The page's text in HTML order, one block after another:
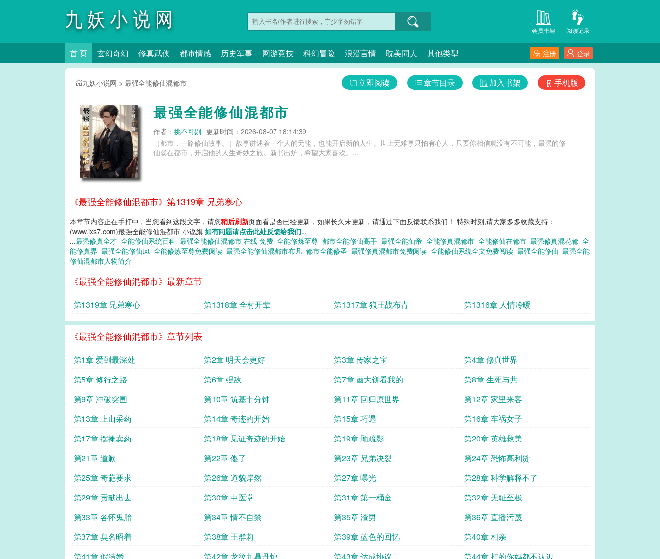
九妖小说网 阅读记录
会员书架
首 页 玄幻奇幻 修真武侠 都市情感 历史军事 网游竞技 科幻冒险 浪漫言情 耽美同人 其他类型 登录
注册
九妖小说网 > 最强全能修仙混都市 手机版
加入书架
章节目录
立即阅读
最强全能修仙混都市
作者： 挑不可剔 更新时间：2026-08-07 18:14:39
［都市，一路修仙故事。］故事讲述着一个人的无能，也能开启新的人生。世上无难事只怕有心人，只要你相信就没有不可能，最强的修
仙就在都市，开启他的人生奇妙之旅。新书出炉，希望大家喜欢。...
《最强全能修仙混都市》第1319章 兄弟寒心
本章节内容正在手打中，当您看到这段文字，请您稍后刷新页面看是否已经更新，如果长久未更新，请通过下面反馈联系我们！ 特殊时刻,请大家多多收藏支持：
(www.ixs7.com)最强全能修仙混都市 小说旗 如有问题请点击此处反馈给我们...
...最强修真全才 全能修仙系统百科 最强全能修仙混都市 在线 免费 全能修炼至尊 都市全能修仙高手 最强全能仙帝 全能修真混都市 全能修仙在都市 最强修真混花都 全
能修真界 最强全能修仙txt 全能修炼至尊免费阅读 最强全能修仙混都市布凡 都市全能修圣 最强修真混都市免费阅读 全能修仙系统全文免费阅读 最强全能修仙 最强全能
修仙混都市人物简介
《最强全能修仙混都市》最新章节
第1319章 兄弟寒心 第1318章 全村开荤 第1317章 狼王战布青 第1316章 人情冷暖
《最强全能修仙混都市》章节列表
第1章 爱到最深处 第2章 明天会更好 第3章 传家之宝
第4章 修真世界
第5章 修行之路
第6章 强敌 第7章 画大饼看我的
第8章 生死与共
第9章 冲破突围
第10章 筑基十分钟 第11章 回归原世界
第12章 家里来客
第13章 上山采药
第14章 奇迹的开始 第15章 巧遇
第16章 车祸女子
第17章 摆摊卖药
第18章 见证奇迹的开始 第19章 顾疏影
第20章 英雄救美
第21章 道歉
第22章 傻了 第23章 兄弟决裂
第24章 恐怖高利贷
第25章 奇葩要求
第26章 道貌岸然 第27章 曝光
第28章 科学解释不了
第29章 贡献出去
第30章 中医堂 第31章 第一桶金
第32章 无耻至极
第33章 各怀鬼胎
第34章 情不自禁 第35章 渣男
第36章 直播污蔑
第37章 臭名昭着
第38章 王群莉 第39章 蓝色的回忆
第40章 相亲
第41章 假结婚
第42章 龙纹九鼎丹炉 第43章 达成协议
第44章 打的你妈都不认识